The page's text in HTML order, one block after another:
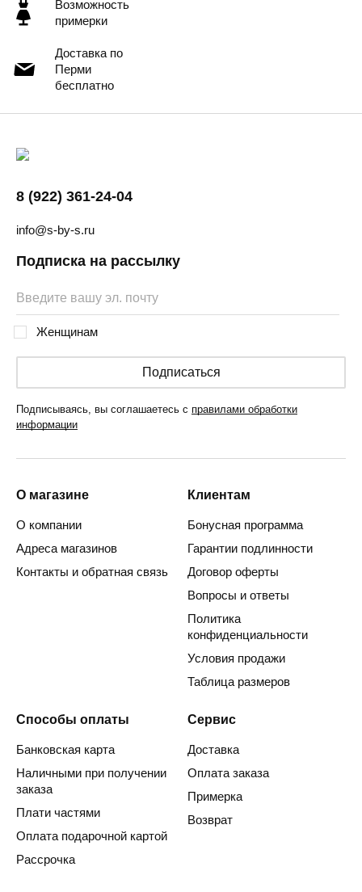
Возможность
примерки
Доставка по
Перми
бесплатно
8 (922) 361-24-04
info@s-by-s.ru
Подписка на рассылку
Женщинам
Подписаться
Подписываясь, вы соглашаетесь с правилами обработки
информации
О магазине
О компании
Адреса магазинов
Контакты и обратная связь
Клиентам
Бонусная программа
Гарантии подлинности
Договор оферты
Вопросы и ответы
Политика
конфиденциальности
Условия продажи
Таблица размеров
Способы оплаты
Банковская карта
Наличными при получении
заказа
Плати частями
Оплата подарочной картой
Рассрочка
Сервис
Доставка
Оплата заказа
Примерка
Возврат